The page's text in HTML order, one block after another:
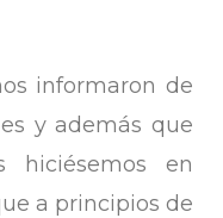
informaron de
y además que
hiciésemos en
a principios de